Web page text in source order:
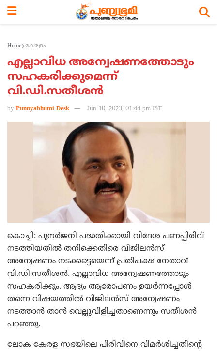
Home കേരളം
എല്ലാവിധ അന്വേഷണത്തോടും
സഹകരിക്കുമെന്ന്
വി.ഡി.സതീശന്‍
by Punnyabhumi Desk Jun 10, 2023, 01:44 pm IST
കൊച്ചി: പുനര്‍ജനി പദ്ധതിക്കായി വിദേശ പണപ്പിരിവ്
നടത്തിയതില്‍ തനിക്കെതിരെ വിജിലന്‍സ്
അന്വേഷണം നടക്കട്ടെയെന്ന് പ്രതിപക്ഷ നേതാവ്
വി.ഡി.സതീശന്‍. എല്ലാവിധ അന്വേഷണത്തോടും
സഹകരിക്കും. ആദ്യം ആരോപണം ഉയര്‍ന്നപ്പോള്‍
തന്നെ വിഷയത്തില്‍ വിജിലന്‍സ് അന്വേഷണം
നടത്താന്‍ താന്‍ വെല്ലുവിളിച്ചതാണെന്നും സതീശന്‍
പറഞ്ഞു.
ലോക കേരള സഭയിലെ പിരിവിനെ വിമര്‍ശിച്ചതിന്റെ